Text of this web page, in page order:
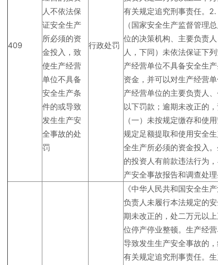
409
人不依法保
证安全生产
所必须的资
金投入，致
使生产经营
单位不具备
安全生产条
件的或导致
发生生产安
全事故的处
罚
行政处罚
有关规定追究刑事责任。
（国家安全生产监督管理
位的决策机构、主要负责
人，下同）未依法保证下
产经营单位不具备安全生
资金，并可以对生产经营
产经营单位的主要负责人
以下罚款；逾期未改正的
（一）未按规定缴存和使
规定足额提取和使用安全
全生产所必须的资金投入
的投资人有前款违法行为
产安全事故报告和调查处
《中华人民共和国安全生
负责人未履行本法规定的
期未改正的，处二万元以
位停产停业整顿。生产经
导致发生生产安全事故的
有关规定追究刑事责任。